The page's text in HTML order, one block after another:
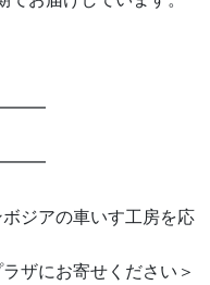
ジアの車いす工房を応
ザにお寄せください＞